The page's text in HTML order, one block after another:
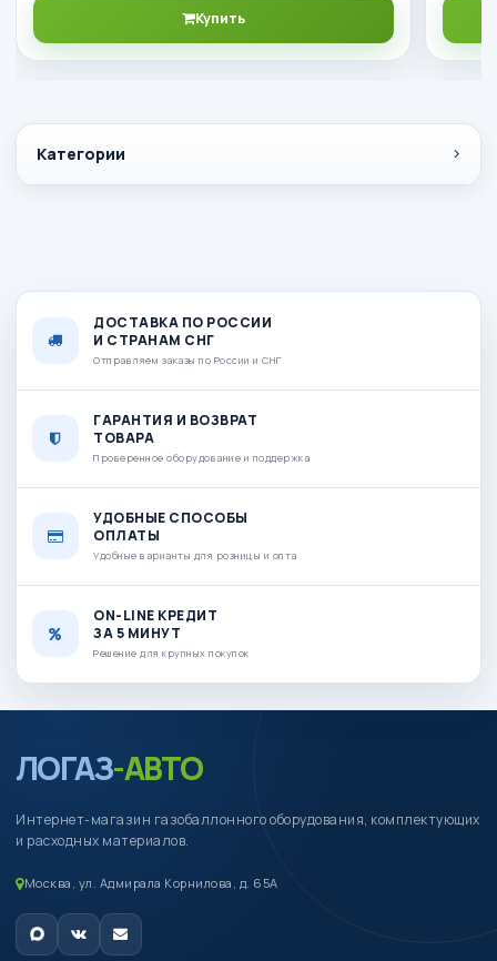
Категории
Купить
ДОСТАВКА ПО РОССИИ
И СТРАНАМ СНГ
Отправляем заказы по России и СНГ
ГАРАНТИЯ И ВОЗВРАТ
ТОВАРА
Проверенное оборудование и поддержка
УДОБНЫЕ СПОСОБЫ
ОПЛАТЫ
Удобные варианты для розницы и опта
ON-LINE КРЕДИТ
ЗА 5 МИНУТ
Решение для крупных покупок
ЛОГАЗ-АВТО
Интернет-магазин газобаллонного оборудования, комплектующих
и расходных материалов.
Москва, ул. Адмирала Корнилова, д. 65А